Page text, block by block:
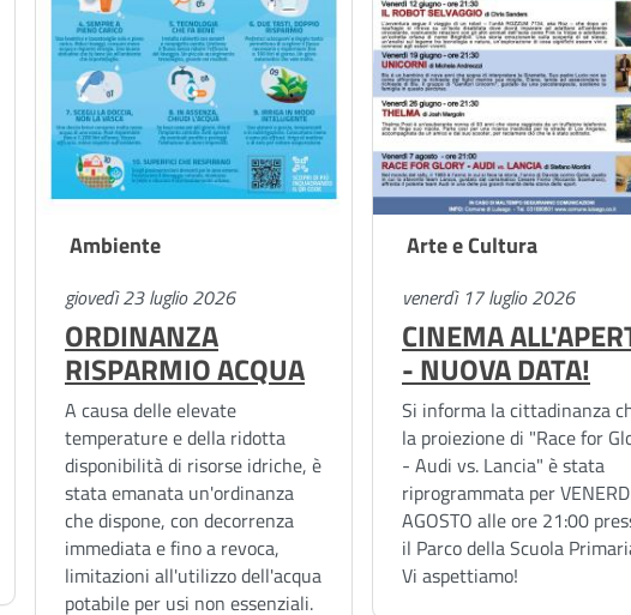
Ambiente
giovedì 23 luglio 2026
ORDINANZA
RISPARMIO ACQUA
A causa delle elevate
temperature e della ridotta
disponibilità di risorse idriche, è
stata emanata un'ordinanza
che dispone, con decorrenza
immediata e fino a revoca,
limitazioni all'utilizzo dell'acqua
potabile per usi non essenziali.
Arte e Cultura
venerdì 17 luglio 2026
CINEMA
- NUOVA DATA!
Si informa la cittadinanza
la proiezione di "Race for
- Audi vs. Lancia" è stata
riprogrammata per
AGOSTO alle ore 21:00
il Parco della Scuola
Vi aspettiamo!